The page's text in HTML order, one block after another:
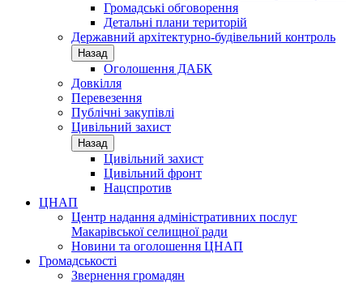
Громадські обговорення
Детальні плани територій
Державний архітектурно-будівельний контроль
Назад
Оголошення ДАБК
Довкілля
Перевезення
Публічні закупівлі
Цивільний захист
Назад
Цивільний захист
Цивільний фронт
Нацспротив
ЦНАП
Центр надання адміністративних послуг
Макарівської селищної ради
Новини та оголошення ЦНАП
Громадськості
Звернення громадян